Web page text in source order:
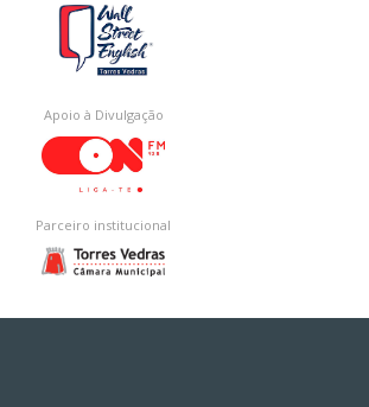
Apoio à Divulgação
Parceiro institucional